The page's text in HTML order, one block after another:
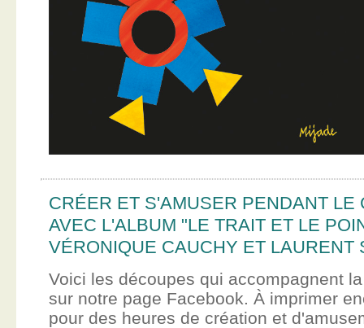
CRÉER ET S'AMUSER PENDANT LE
AVEC L'ALBUM "LE TRAIT ET LE
VÉRONIQUE CAUCHY ET LAURENT
Voici les découpes qui accompagnent
sur notre page Facebook. À imprimer
pour des heures de création et